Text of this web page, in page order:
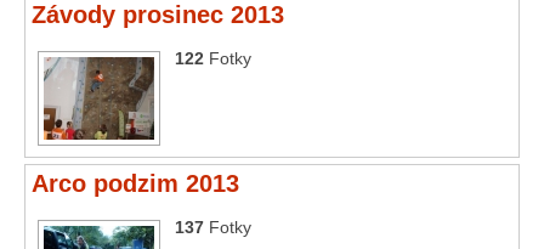
Závody prosinec 2013
122 Fotky
Arco podzim 2013
137 Fotky